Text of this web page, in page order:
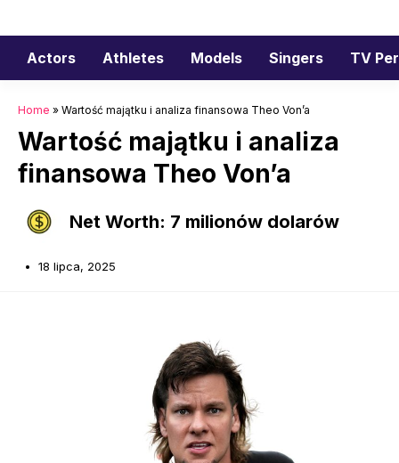
do
treściActors Athletes Models Singers TV
Home » Wartość majątku i analiza finansowa Theo Von’a
Wartość majątku i analiza
finansowa Theo Von’a
Net Worth: 7 milionów dolarów
18 lipca, 2025